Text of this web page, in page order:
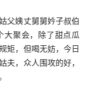
父姨丈舅舅妗子叔伯
大聚会，除了甜点瓜
矩，但喝无妨，今日
夫，众人围攻的好，